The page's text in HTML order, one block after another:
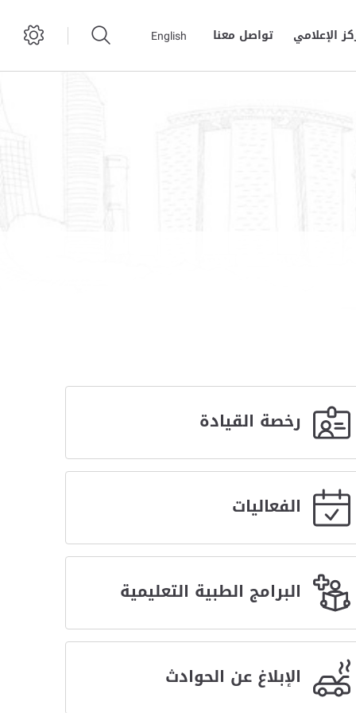
الإعلامي تواصل معنا English
رخصة القيادة
الفعاليات
البرامج الطبية التعليمية
الإبلاغ عن الحوادث